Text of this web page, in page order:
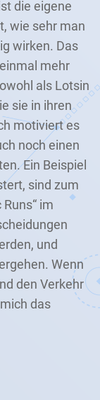
die eigene
wie sehr man
wirken. Das
mehr
als Lotsin
sie in ihren
motiviert es
noch einen
Ein Beispiel
sind zum
im
und
Wenn
den Verkehr
das